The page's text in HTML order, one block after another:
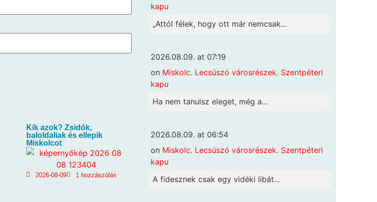
Kik azok? Zsidók,
baloldaliak és ellepik
Miskolcot
2026-08-09 1 hozzászólás
kapu
„Attól félek, hogy ott már nemcsak...
2026.08.09. at 07:19
on Miskolc. Lecsúszó városrészek. Szentpéteri
kapu
Ha nem tanulsz eleget, még a...
2026.08.09. at 06:54
on Miskolc. Lecsúszó városrészek. Szentpéteri
kapu
A fidesznek csak egy vidéki libát...